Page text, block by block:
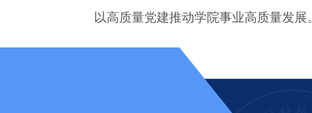
以高质量党建推动学院事业高质量发展